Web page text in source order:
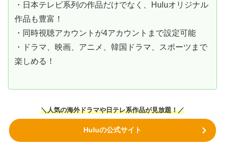
・日本テレビ系列の作品だけでなく、Huluオリジナル
作品も豊富！
・同時視聴アカウントが4アカウントまで設定可能
・ドラマ、映画、アニメ、韓国ドラマ、スポーツまで
楽しめる！
＼人気の海外ドラマや日テレ系作品が見放題！／
Huluの公式サイト